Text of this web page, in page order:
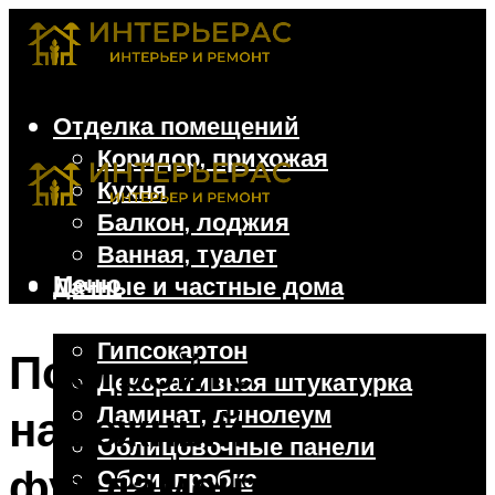
Отделка помещений
Коридор, прихожая
Кухня
Балкон, лоджия
Ванная, туалет
Дачные и частные дома
Гипсокартон
Декоративная штукатурка
Ламинат, линолеум
Облицовочные панели
Обои, пробка
Меню
Постройте
надежный